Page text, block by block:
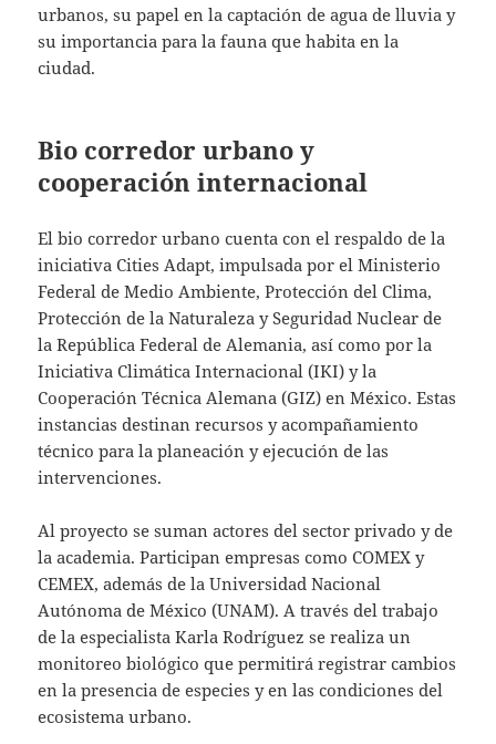
urbanos, su papel en la captación de agua de lluvia y
su importancia para la fauna que habita en la
ciudad.
Bio corredor urbano y
cooperación internacional
El bio corredor urbano cuenta con el respaldo de la
iniciativa Cities Adapt, impulsada por el Ministerio
Federal de Medio Ambiente, Protección del Clima,
Protección de la Naturaleza y Seguridad Nuclear de
la República Federal de Alemania, así como por la
Iniciativa Climática Internacional (IKI) y la
Cooperación Técnica Alemana (GIZ) en México. Estas
instancias destinan recursos y acompañamiento
técnico para la planeación y ejecución de las
intervenciones.
Al proyecto se suman actores del sector privado y de
la academia. Participan empresas como COMEX y
CEMEX, además de la Universidad Nacional
Autónoma de México (UNAM). A través del trabajo
de la especialista Karla Rodríguez se realiza un
monitoreo biológico que permitirá registrar cambios
en la presencia de especies y en las condiciones del
ecosistema urbano.